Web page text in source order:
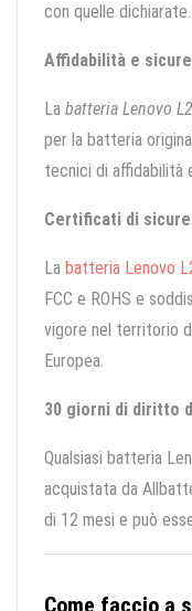
con quelle dichiarate.
Affidabilità e
La batteria Lenovo
per la batteria
tecnici di affidabilità
Certificati di
La batteria Lenovo
FCC e ROHS e
vigore nel territorio
Europea.
30 giorni di diritto
Qualsiasi batteria
acquistata da
di 12 mesi e può